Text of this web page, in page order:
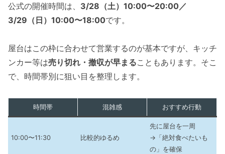
公式の開催時間は、 3/28（土）10:00〜20:00／
3/29（日）10:00〜18:00です。
屋台はこの枠に合わせて営業するのが基本ですが、キッチ
ンカー等は売り切れ・撤収が早まることもあります。そこ
で、時間帯別に狙い目を整理します。
時間帯 混雑感 おすすめ行動
10:00〜11:30 比較的ゆるめ
先に屋台を一周
→「絶対食べたいも
の」を確保